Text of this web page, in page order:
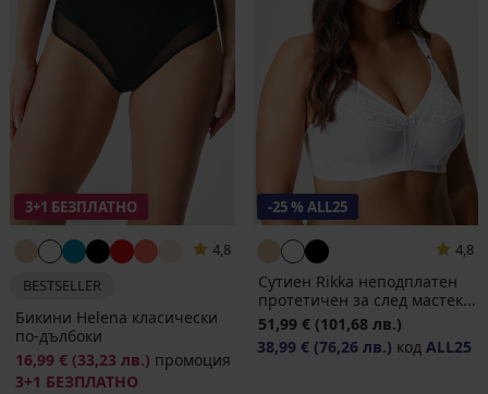
3+1 БЕЗПЛАТНО
4,8
BESTSELLER
Бикини Helena класически
по-дълбоки
16,99 € (33,23 лв.) промоция
3+1 БЕЗПЛАТНО
-25 % ALL25
4,8
Сутиен Rikka неподплатен
протетичен за след мастек...
51,99 € (101,68 лв.)
38,99 € (76,26 лв.) код ALL25